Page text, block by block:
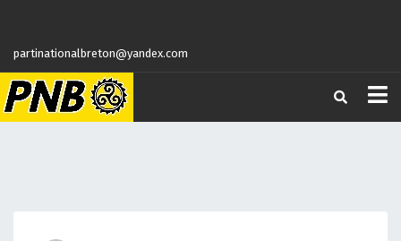
partinationalbreton@yandex.com